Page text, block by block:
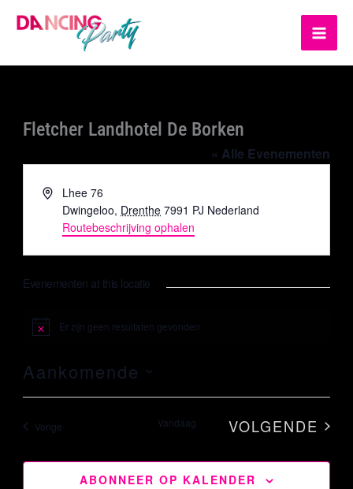
naar
Fletcher Landhotel De Borken
« Alle Evenementen
AdresLhee 76
Dwingeloo, Drenthe 7991 PJ Nederland
Routebeschrijving ophalen
Evenementen at this locatie
BerichtEr zijn geen resultaten gevonden.
Aankomende
Selecteer
datum.
Vorige Vandaag
VOLGENDE
ABONNEER OP KALENDER